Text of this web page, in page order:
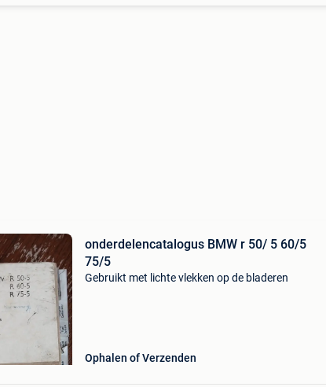
onderdelencatalogus BMW r 50/ 5 60/5
75/5
Gebruikt met lichte vlekken op de bladeren
Ophalen of Verzenden